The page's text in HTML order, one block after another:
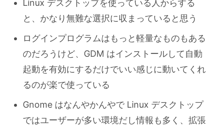
Linux デスクトップを使っている人からする
と、かなり無難な選択に収まっていると思う
ログインプログラムはもっと軽量なものもある
のだろうけど、GDM はインストールして自動
起動を有効にするだけでいい感じに動いてくれ
るのが楽で使っている
Gnome はなんやかんやで Linux デスクトップ
ではユーザーが多い環境だし情報も多く、拡張